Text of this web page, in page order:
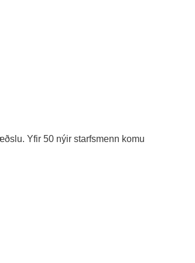
Yfir 50 nýir starfsmenn komu